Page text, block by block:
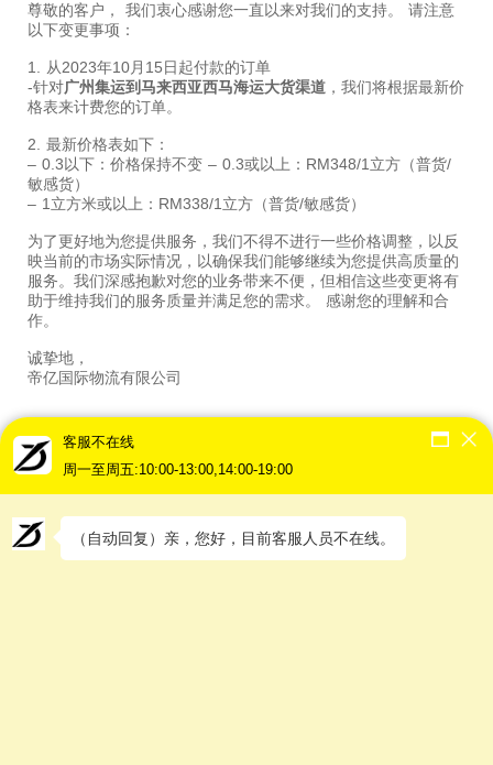
尊敬的客户， 我们衷心感谢您一直以来对我们的支持。 请注意
以下变更事项：
1. 从2023年10月15日起付款的订单
-针对广州集运到马来西亚西马海运大货渠道 ，我们将根据最新价
格表来计费您的订单。
2. 最新价格表如下：
– 0.3以下：价格保持不变 – 0.3或以上：RM348/1立方（普货/
敏感货）
– 1立方米或以上：RM338/1立方（普货/敏感货）
为了更好地为您提供服务，我们不得不进行一些价格调整，以反
映当前的市场实际情况，以确保我们能够继续为您提供高质量的
服务。我们深感抱歉对您的业务带来不便，但相信这些变更将有
助于维持我们的服务质量并满足您的需求。 感谢您的理解和合
作。
诚挚地，
帝亿国际物流有限公司
Share On:
客服不在线
周一至周五:10:00-13:00,14:00-19:00
（自动回复）亲，您好，目前客服人员不在线。